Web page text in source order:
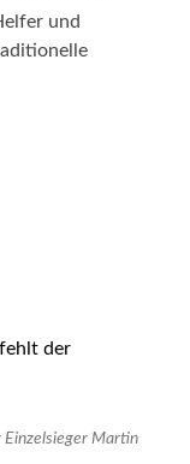
und
Einzelsieger Martin